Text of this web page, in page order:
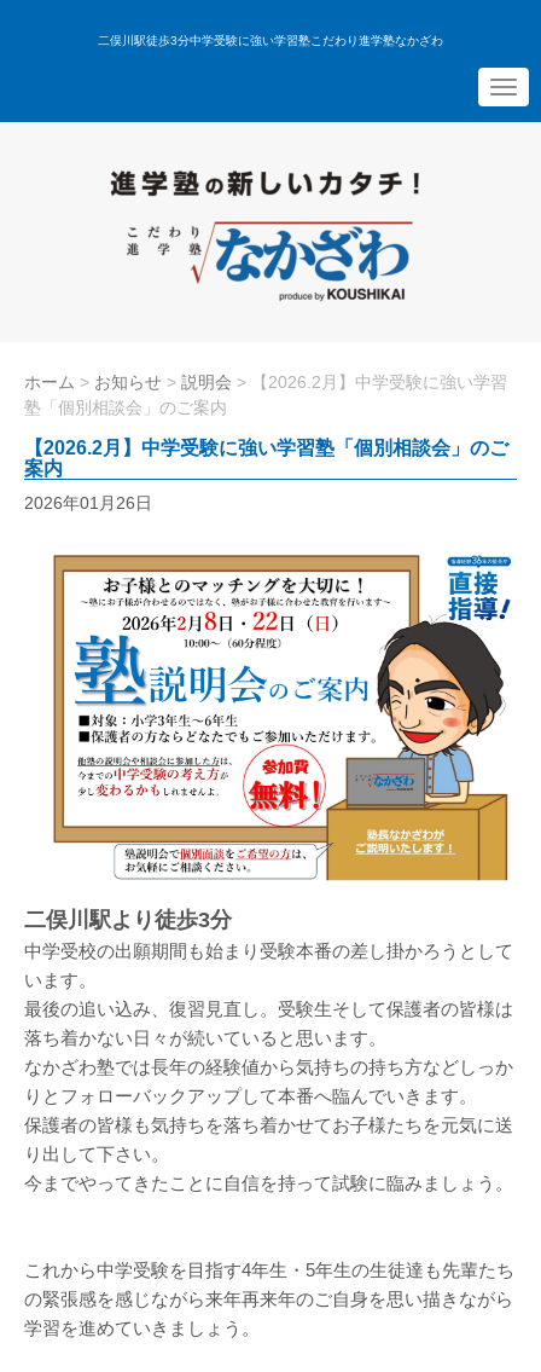
二俣川駅徒歩3分中学受験に強い学習塾こだわり進学塾なかざわ
N
a
v
ホーム > お知らせ > 説明会 >
【2026.2月】中学受験に強い学習
塾「個別相談会」のご案内
【2026.2月】中学受験に強い学習塾「個別相談会」のご
案内
2026年01月26日
二俣川駅より徒歩3分
中学受校の出願期間も始まり受験本番の差し掛かろうとして
います。
最後の追い込み、復習見直し。受験生そして保護者の皆様は
落ち着かない日々が続いていると思います。
なかざわ塾では長年の経験値から気持ちの持ち方などしっか
りとフォローバックアップして本番へ臨んでいきます。
保護者の皆様も気持ちを落ち着かせてお子様たちを元気に送
り出して下さい。
今までやってきたことに自信を持って試験に臨みましょう。
これから中学受験を目指す4年生・5年生の生徒達も先輩たち
の緊張感を感じながら来年再来年のご自身を思い描きながら
学習を進めていきましょう。